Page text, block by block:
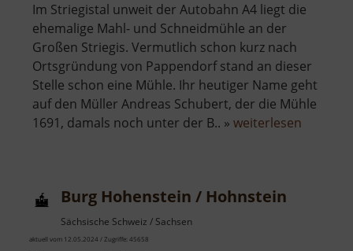
Im Striegistal unweit der Autobahn A4 liegt die
ehemalige Mahl- und Schneidmühle an der
Großen Striegis. Vermutlich schon kurz nach
Ortsgründung von Pappendorf stand an dieser
Stelle schon eine Mühle. Ihr heutiger Name geht
auf den Müller Andreas Schubert, der die Mühle
1691, damals noch unter der B.. » weiterlesen
Burg Hohenstein / Hohnstein
Sächsische Schweiz / Sachsen
aktuell vom 12.05.2024 / Zugriffe: 45658